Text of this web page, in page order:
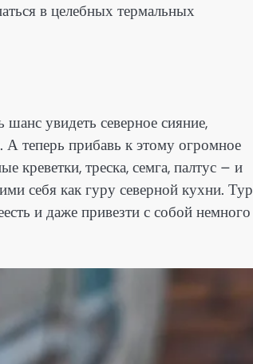
в целебных термальных
увидеть северное сияние,
теперь прибавь к этому огромное
креветки, треска, семга, палтус – и
себя как гуру северной кухни. Тур
и даже привезти с собой немного